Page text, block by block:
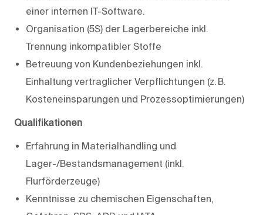
einer internen IT-Software.
Organisation (5S) der Lagerbereiche inkl.
Trennung inkompatibler Stoffe
Betreuung von Kundenbeziehungen inkl.
Einhaltung vertraglicher Verpflichtungen (z. B.
Kosteneinsparungen und Prozessoptimierungen)
Qualifikationen
Erfahrung in Materialhandling und
Lager-/Bestandsmanagement (inkl.
Flurförderzeuge)
Kenntnisse zu chemischen Eigenschaften,